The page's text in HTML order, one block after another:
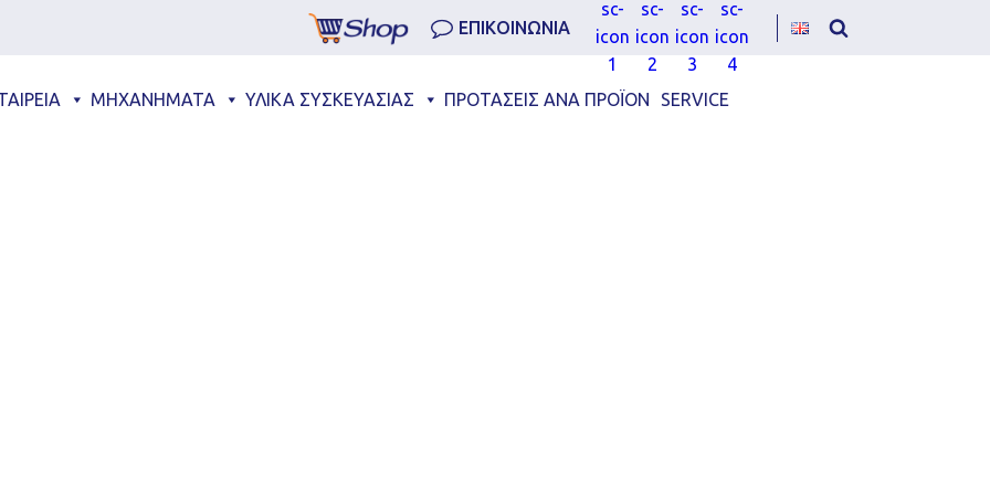
ΕΠΙΚΟΙΝΩΝΙΑ
ΜΗΧΑΝΗΜΑΤΑ ΥΛΙΚΑ ΣΥΣΚΕΥΑΣΙΑΣ ΠΡΟΤΑΣΕΙΣ ΑΝΑ ΠΡΟΪΟΝ SERVICE